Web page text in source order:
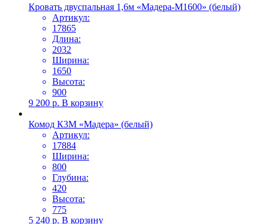
Кровать двуспальная 1,6м «Мадера-М1600» (белый)
Артикул:
17865
Длина:
2032
Ширина:
1650
Высота:
900
9 200 р. В корзину
Комод К3М «Мадера» (белый)
Артикул:
17884
Ширина:
800
Глубина:
420
Высота:
775
5 240 р. В корзину